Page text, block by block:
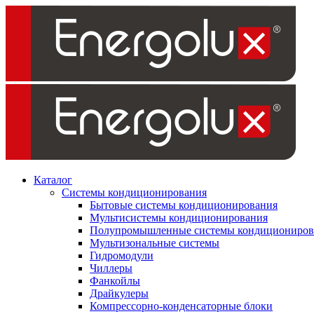
Каталог
Системы кондиционирования
Бытовые системы кондиционирования
Мультисистемы кондиционирования
Полупромышленные системы
Мультизональные системы
Гидромодули
Чиллеры
Фанкойлы
Драйкулеры
Компрессорно-конденсаторные блоки